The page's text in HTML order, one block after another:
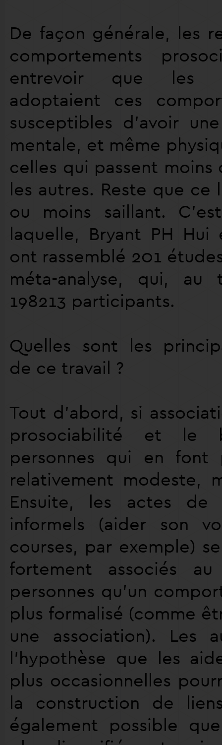
De façon générale, les
comportements
entrevoir que les
adoptaient ces
susceptibles d’avoir
mentale, et même
celles qui passent
les autres. Reste que ce
ou moins saillant.
laquelle, Bryant PH Hui
ont rassemblé 201
méta-analyse, qui,
198213 participants.
Quelles sont les
de ce travail ?
Tout d’abord, si
prosociabilité et le
personnes qui en font
relativement modeste,
Ensuite, les actes de
informels (aider son
courses, par exemple)
fortement associés
personnes qu’un
plus formalisé (comme
une association). Les
l’hypothèse que les
plus occasionnelles
la construction de
également possible